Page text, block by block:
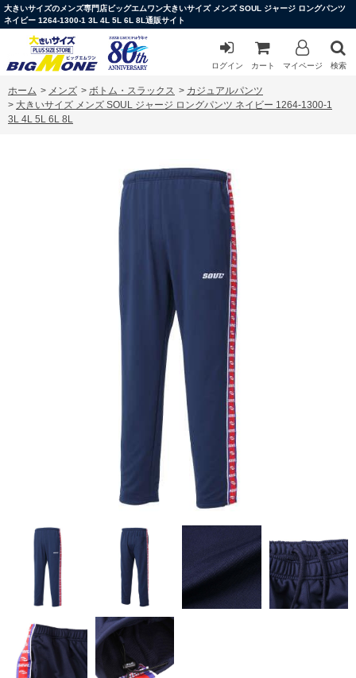
大きいサイズのメンズ専門店ビッグエムワン大きいサイズ メンズ SOUL ジャージ ロングパンツ
ネイビー 1264-1300-1 3L 4L 5L 6L 8L通販サイト
ログイン カート マイページ 検索
ホーム > メンズ > ボトム・スラックス > カジュアルパンツ
> 大きいサイズ メンズ SOUL ジャージ ロングパンツ ネイビー 1264-1300-1
3L 4L 5L 6L 8L